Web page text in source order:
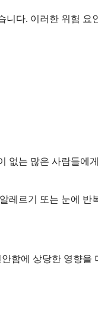
다. 이러한 위험
는 많은 사람들
르기 또는 눈에
함에 상당한 영향